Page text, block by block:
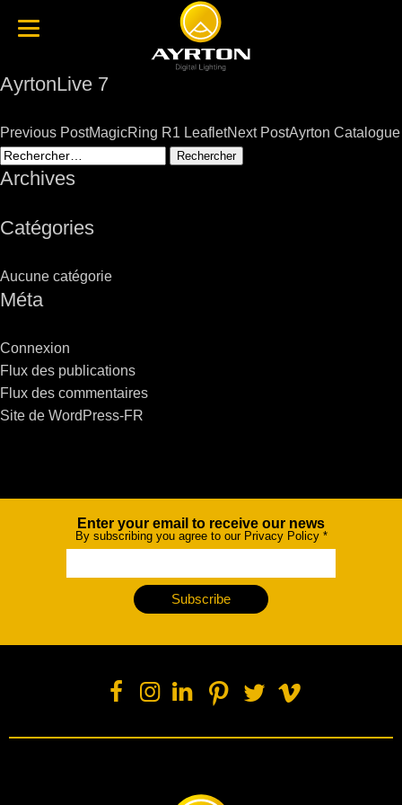
AyrtonLive 7
Post
navigation
Previous PostMagicRing R1 LeafletNext PostAyrton Catalogue
Rechercher :
Archives
Catégories
Aucune catégorie
Méta
Connexion
Flux des publications
Flux des commentaires
Site de WordPress-FR
NewsletterEnter your email to receive our news
By subscribing you agree to our Privacy Policy *
Subscribe